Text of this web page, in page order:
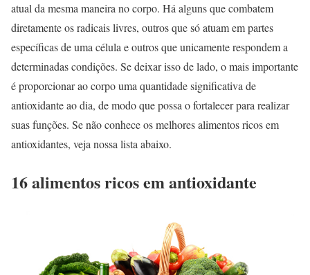
atual da mesma maneira no corpo. Há alguns que combatem
diretamente os radicais livres, outros que só atuam em partes
específicas de uma célula e outros que unicamente respondem a
determinadas condições. Se deixar isso de lado, o mais importante
é proporcionar ao corpo uma quantidade significativa de
antioxidante ao dia, de modo que possa o fortalecer para realizar
suas funções. Se não conhece os melhores alimentos ricos em
antioxidantes, veja nossa lista abaixo.
16 alimentos ricos em antioxidante